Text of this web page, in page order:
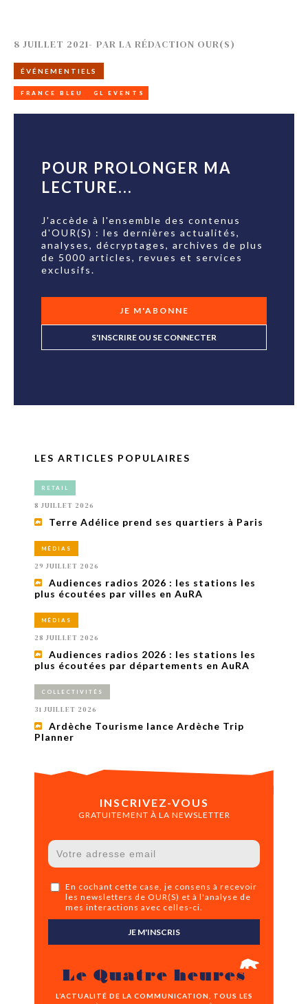
8 JUILLET 2021- PAR LA RÉDACTION OUR(S)
ÉVÉNEMENTIELS
FRANCE BLEU GL EVENTS
POUR PROLONGER MA
LECTURE...
J'accède à l'ensemble des contenus
d'OUR(S) : les dernières actualités,
analyses, décryptages, archives de plus
de 5000 articles, revues et services
exclusifs.
JE M'ABONNE
S'INSCRIRE OU SE CONNECTER
LES ARTICLES POPULAIRES
RETAIL
8 JUILLET 2026
Terre Adélice prend ses quartiers à Paris
MÉDIAS
29 JUILLET 2026
Audiences radios 2026 : les stations les
plus écoutées par villes en AuRA
MÉDIAS
28 JUILLET 2026
Audiences radios 2026 : les stations les
plus écoutées par départements en AuRA
COLLECTIVITÉS
31 JUILLET 2026
Ardèche Tourisme lance Ardèche Trip
Planner
INSCRIVEZ-VOUS
GRATUITEMENT À LA NEWSLETTER
En cochant cette case, je consens à recevoir
les newsletters de OUR(S) et à l'analyse de
mes interactions avec celles-ci.
JE M'INSCRIS
Le Quatre heures
L’ACTUALITÉ DE LA COMMUNICATION, TOUS LES